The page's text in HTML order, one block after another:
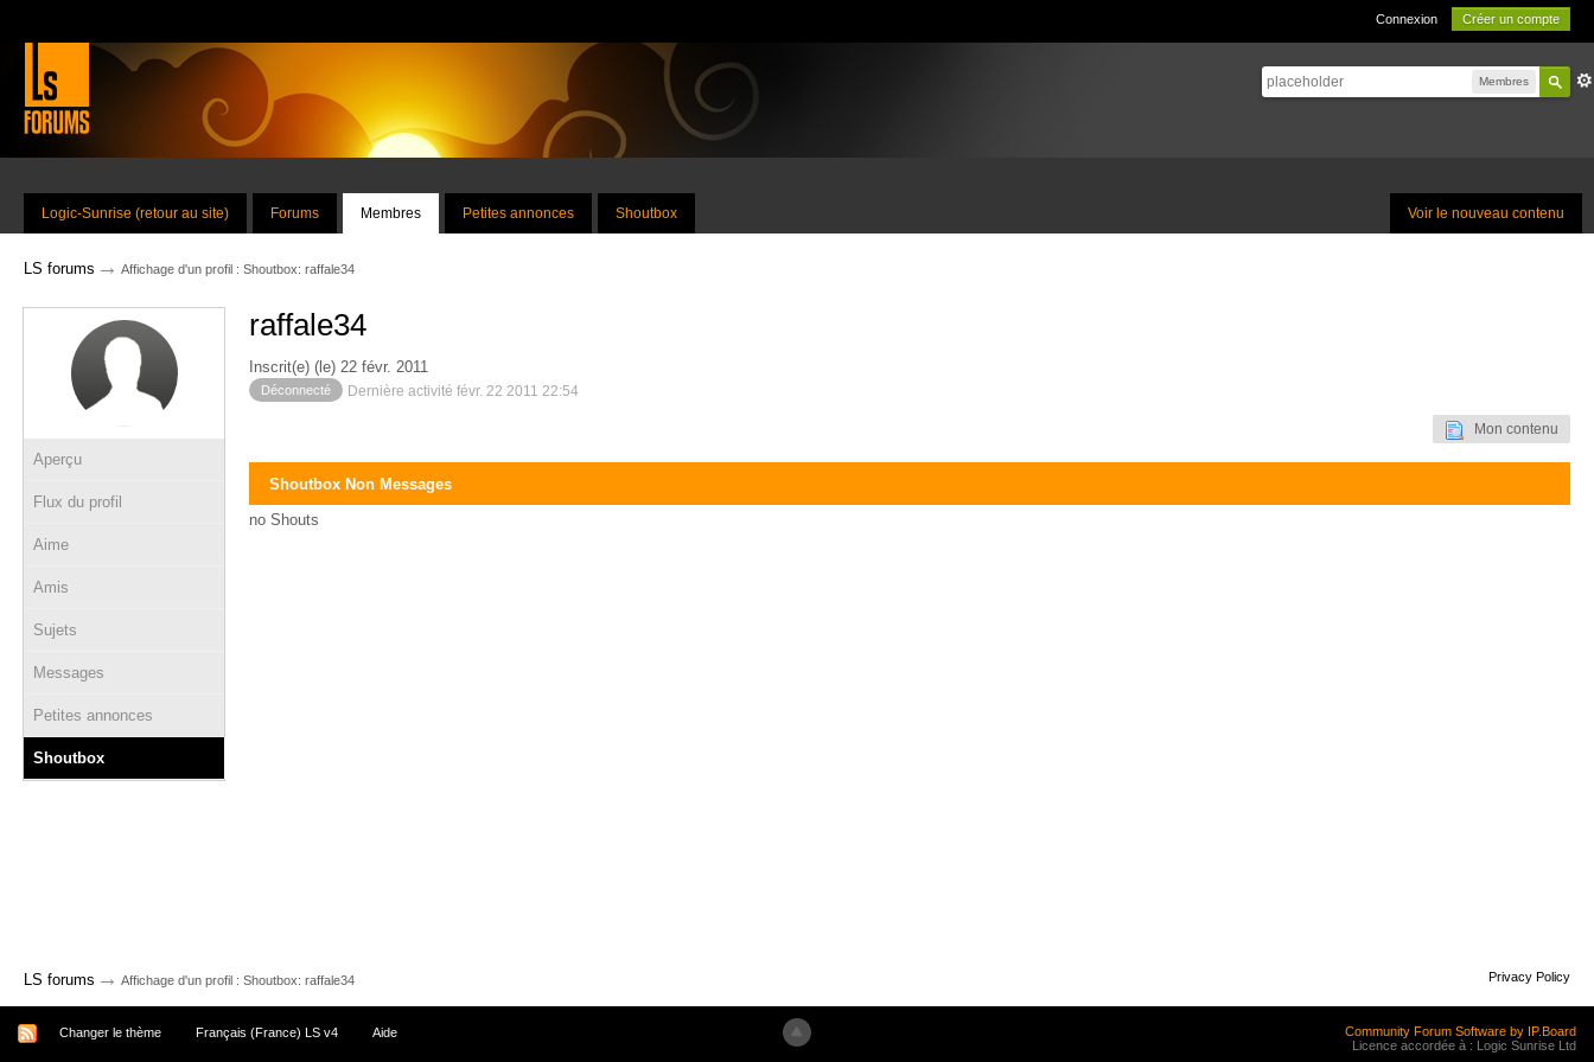
Connexion Créer un compte
Membres
Voir le nouveau contenu
Logic-Sunrise (retour au site) Forums Membres Petites annonces Shoutbox
LS forums → Affichage d'un profil : Shoutbox: raffale34
Aperçu
Flux du profil
Aime
Amis
Sujets
Messages
Petites annonces
Shoutbox
raffale34
Inscrit(e) (le) 22 févr. 2011
Déconnecté Dernière activité févr. 22 2011 22:54
Mon contenu
Shoutbox Non Messages
no Shouts
LS forums → Affichage d'un profil : Shoutbox: raffale34 Privacy Policy
Changer le thème Français (France) LS v4 Aide
Community Forum Software by IP.Board
Licence accordée à : Logic Sunrise Ltd